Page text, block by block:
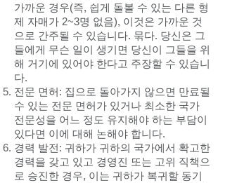
가까운 경우(즉, 쉽게 돌볼 수 있는 다른 형
제 자매가 2~3명 없음), 이것은 가까운 것
으로 간주될 수 있습니다. 묶다. 당신은 그
들에게 무슨 일이 생기면 당신이 그들을 위
해 거기에 있어야 한다고 주장할 수 있습니
다.
전문 면허: 집으로 돌아가지 않으면 만료될
수 있는 전문 면허가 있거나 최소한 국가
전문성을 어느 정도 유지해야 하는 부담이
있다면 이에 대해 논해야 합니다.
경력 발전: 귀하가 귀하의 국가에서 확고한
경력을 갖고 있고 경영진 또는 고위 직책으
로 승진한 경우, 이는 귀하가 복귀할 동기